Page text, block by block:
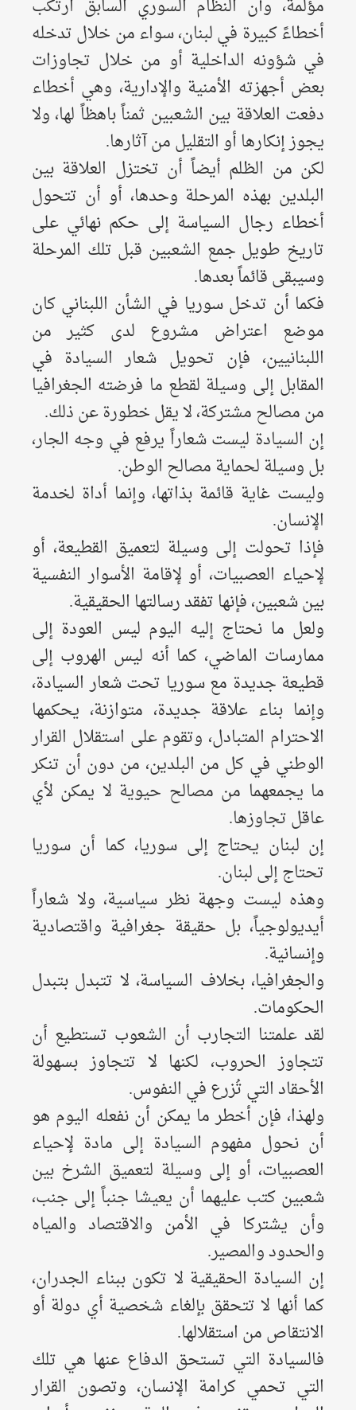
مؤلمة، وأن النظام السوري السابق ارتكب
أخطاءً كبيرة في لبنان، سواء من خلال تدخله
في شؤونه الداخلية أو من خلال تجاوزات
بعض أجهزته الأمنية والإدارية، وهي أخطاء
دفعت العلاقة بين الشعبين ثمناً باهظاً لها، ولا
يجوز إنكارها أو التقليل من آثارها.
لكن من الظلم أيضاً أن تختزل العلاقة بين
البلدين بهذه المرحلة وحدها، أو أن تتحول
أخطاء رجال السياسة إلى حكم نهائي على
تاريخ طويل جمع الشعبين قبل تلك المرحلة
وسيبقى قائماً بعدها.
فكما أن تدخل سوريا في الشأن اللبناني كان
موضع اعتراض مشروع لدى كثير من
اللبنانيين، فإن تحويل شعار السيادة في
المقابل إلى وسيلة لقطع ما فرضته الجغرافيا
من مصالح مشتركة، لا يقل خطورة عن ذلك.
إن السيادة ليست شعاراً يرفع في وجه الجار،
بل وسيلة لحماية مصالح الوطن.
وليست غاية قائمة بذاتها، وإنما أداة لخدمة
الإنسان.
فإذا تحولت إلى وسيلة لتعميق القطيعة، أو
لإحياء العصبيات، أو لإقامة الأسوار النفسية
بين شعبين، فإنها تفقد رسالتها الحقيقية.
ولعل ما نحتاج إليه اليوم ليس العودة إلى
ممارسات الماضي، كما أنه ليس الهروب إلى
قطيعة جديدة مع سوريا تحت شعار السيادة،
وإنما بناء علاقة جديدة، متوازنة، يحكمها
الاحترام المتبادل، وتقوم على استقلال القرار
الوطني في كل من البلدين، من دون أن تنكر
ما يجمعهما من مصالح حيوية لا يمكن لأي
عاقل تجاوزها.
إن لبنان يحتاج إلى سوريا، كما أن سوريا
تحتاج إلى لبنان.
وهذه ليست وجهة نظر سياسية، ولا شعاراً
أيديولوجياً، بل حقيقة جغرافية واقتصادية
وإنسانية.
والجغرافيا، بخلاف السياسة، لا تتبدل بتبدل
الحكومات.
لقد علمتنا التجارب أن الشعوب تستطيع أن
تتجاوز الحروب، لكنها لا تتجاوز بسهولة
الأحقاد التي تُزرع في النفوس.
ولهذا، فإن أخطر ما يمكن أن نفعله اليوم هو
أن نحول مفهوم السيادة إلى مادة لإحياء
العصبيات، أو إلى وسيلة لتعميق الشرخ بين
شعبين كتب عليهما أن يعيشا جنباً إلى جنب،
وأن يشتركا في الأمن والاقتصاد والمياه
والحدود والمصير.
إن السيادة الحقيقية لا تكون ببناء الجدران،
كما أنها لا تتحقق بإلغاء شخصية أي دولة أو
الانتقاص من استقلالها.
فالسيادة التي تستحق الدفاع عنها هي تلك
التي تحمي كرامة الإنسان، وتصون القرار